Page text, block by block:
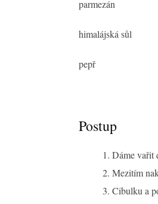
parmezán
himalájská sůl
pepř
Postup
Dáme vařit
Mezitím
Cibulku a